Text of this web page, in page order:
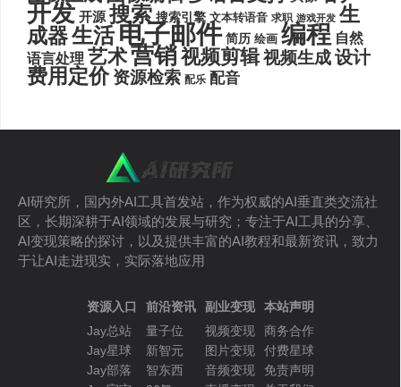
开发 开源 搜索 搜索引擎 文本转语音 求职 游戏开发 生
成器生活电子邮件 简历 绘画 编程 自然
语言处理 艺术营销视频剪辑视频生成设计
费用定价 资源检索 配乐 配音
AI研究所，国内外AI工具首发站，作为权威的AI垂直类交流社
区，长期深耕于AI领域的发展与研究；专注于AI工具的分享、
AI变现策略的探讨，以及提供丰富的AI教程和最新资讯，致力
于让AI走进现实，实际落地应用
资源入口
Jay总站
Jay星球
Jay部落
前沿资讯
量子位
新智元
智东西
副业变现
视频变现
图片变现
音频变现
本站声明
商务合作
付费星球
免责声明